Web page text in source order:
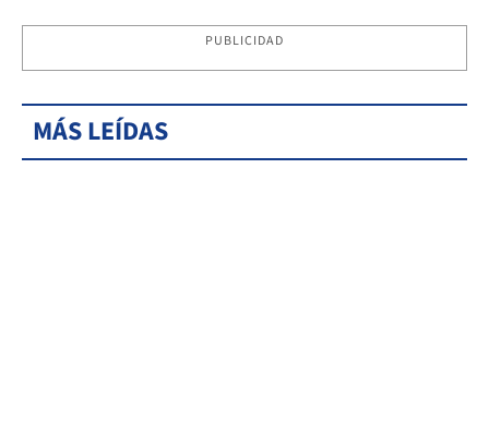
PUBLICIDAD
MÁS LEÍDAS